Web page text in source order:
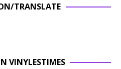
TRANSLATE
VINYLESTIMES